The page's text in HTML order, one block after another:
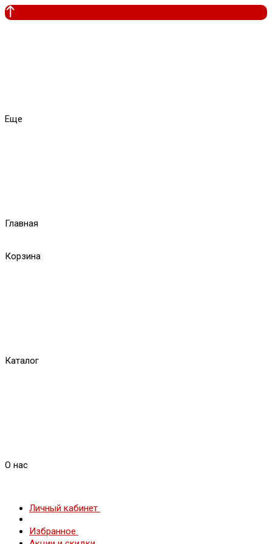
Еще
Главная
Корзина
Каталог
О нас
Личный кабинет
Избранное